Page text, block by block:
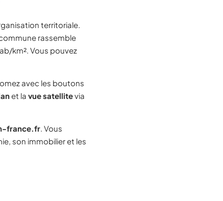
territoriale.
rassemble
km². Vous pouvez
avec les boutons
et la vue satellitevia
france.fr. Vous
son immobilier et les